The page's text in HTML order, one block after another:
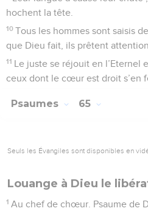
hochent la tête.
10 Tous les hommes sont saisis
que Dieu fait, ils prêtent
11 Le juste se réjouit en l’Eternel
ceux dont le cœur est droit s’en
Psaumes 65
Seuls les Évangiles sont disponibles en
Louange à Dieu le
1 Au chef de chœur. Psaume de